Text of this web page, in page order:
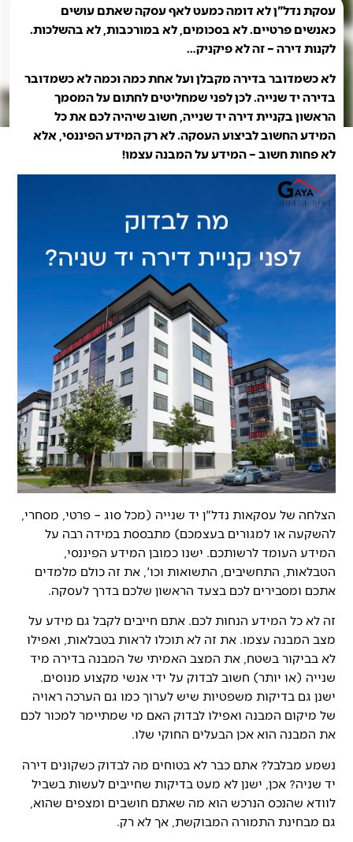
עסקת נדל"ן לא דומה כמעט לאף עסקה שאתם עושים
כאנשים פרטיים. לא בסכומים, לא במורכבות, לא בהשלכות.
לקנות דירה – זה לא פיקניק…
לא כשמדובר בדירה מקבלן ועל אחת כמה וכמה לא כשמדובר
בדירה יד שנייה. לכן לפני שמחליטים לחתום על המסמך
הראשון בקניית דירה יד שנייה, חשוב שיהיה לכם את כל
המידע החשוב לביצוע העסקה. לא רק המידע הפיננסי, אלא
לא פחות חשוב – המידע על המבנה עצמו!
הצלחה של עסקאות נדל"ן יד שנייה (מכל סוג – פרטי, מסחרי,
להשקעה או למגורים בעצמכם) מתבססת במידה רבה על
המידע העומד לרשותכם. ישנו כמובן המידע הפיננסי,
הטבלאות, התחשיבים, התשואות וכו', את זה כולם מלמדים
אתכם ומסבירים לכם בצעד הראשון שלכם בדרך לעסקה.
זה לא כל המידע הנחות לכם. אתם חייבים לקבל גם מידע על
מצב המבנה עצמו. את זה לא תוכלו לראות בטבלאות, ואפילו
לא בביקור בשטח, את המצב האמיתי של המבנה בדירה מיד
שנייה (או יותר) חשוב לבדוק על ידי אנשי מקצוע מנוסים.
ישנן גם בדיקות משפטיות שיש לערוך כמו גם הערכה ראויה
של מיקום המבנה ואפילו לבדוק האם מי שמתיימר למכור לכם
את המבנה הוא אכן הבעלים החוקי שלו.
נשמע מבלבל? אתם כבר לא בטוחים מה לבדוק כשקונים דירה
יד שניה? אכן, ישנן לא מעט בדיקות שחייבים לעשות בשביל
לוודא שהנכס הנרכש הוא מה שאתם חושבים ומצפים שהוא,
גם מבחינת התמורה המבוקשת, אך לא רק.